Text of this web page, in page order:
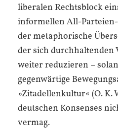
liberalen Rechtsblock
informellen All-
der metaphorische
der sich durchhaltenden
weiter reduzieren –
gegenwärtige
»Zitadellenkultur« (O. K.
deutschen Konsenses
vermag.